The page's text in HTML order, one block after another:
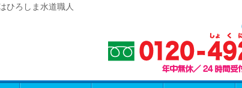
ひろしま水道職人